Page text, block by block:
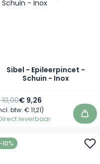
Sibel - Epileerpincet -
Schuin - Inox
Speciale prijs
€ 9,26
prijs
btw: € 11,21)
leverbaar In
-10%